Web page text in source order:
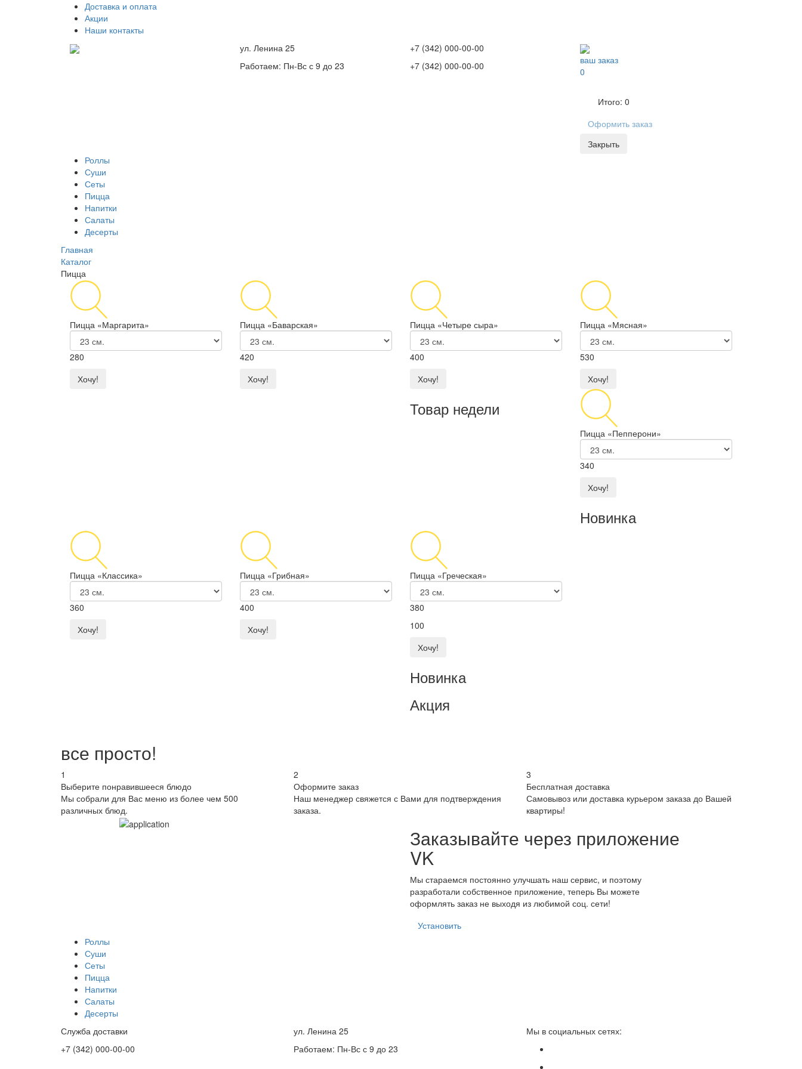
Доставка и оплата
Акции
Наши контакты
ул. Ленина 25
Работаем: Пн-Вс с 9 до 23
+7 (342) 000-00-00
+7 (342) 000-00-00
ваш заказ
0
Итого: 0
Оформить заказ
Закрыть
Роллы
Суши
Сеты
Пицца
Напитки
Салаты
Десерты
Главная
Каталог
Пицца
Пицца «Маргарита»
280
Хочу!
Пицца «Баварская»
420
Хочу!
Пицца «Четыре сыра»
400
Хочу!
Товар недели
Пицца «Мясная»
530
Хочу!
Пицца «Пепперони»
340
Хочу!
Новинка
Пицца «Классика»
360
Хочу!
Пицца «Грибная»
400
Хочу!
Пицца «Греческая»
380
100
Хочу!
Новинка
Акция
все просто!
1
Выберите понравившееся блюдо
Мы собрали для Вас меню из более чем 500
различных блюд.
2
Оформите заказ
Наш менеджер свяжется с Вами для подтверждения
заказа.
3
Бесплатная доставка
Самовывоз или доставка курьером заказа до Вашей
квартиры!
Заказывайте через приложение
VK
Мы стараемся постоянно улучшать наш сервис, и поэтому
разработали собственное приложение, теперь Вы можете
оформлять заказ не выходя из любимой соц. сети!
Установить
Роллы
Суши
Сеты
Пицца
Напитки
Салаты
Десерты
Служба доставки
+7 (342) 000-00-00
ул. Ленина 25
Работаем: Пн-Вс с 9 до 23
Мы в социальных сетях: